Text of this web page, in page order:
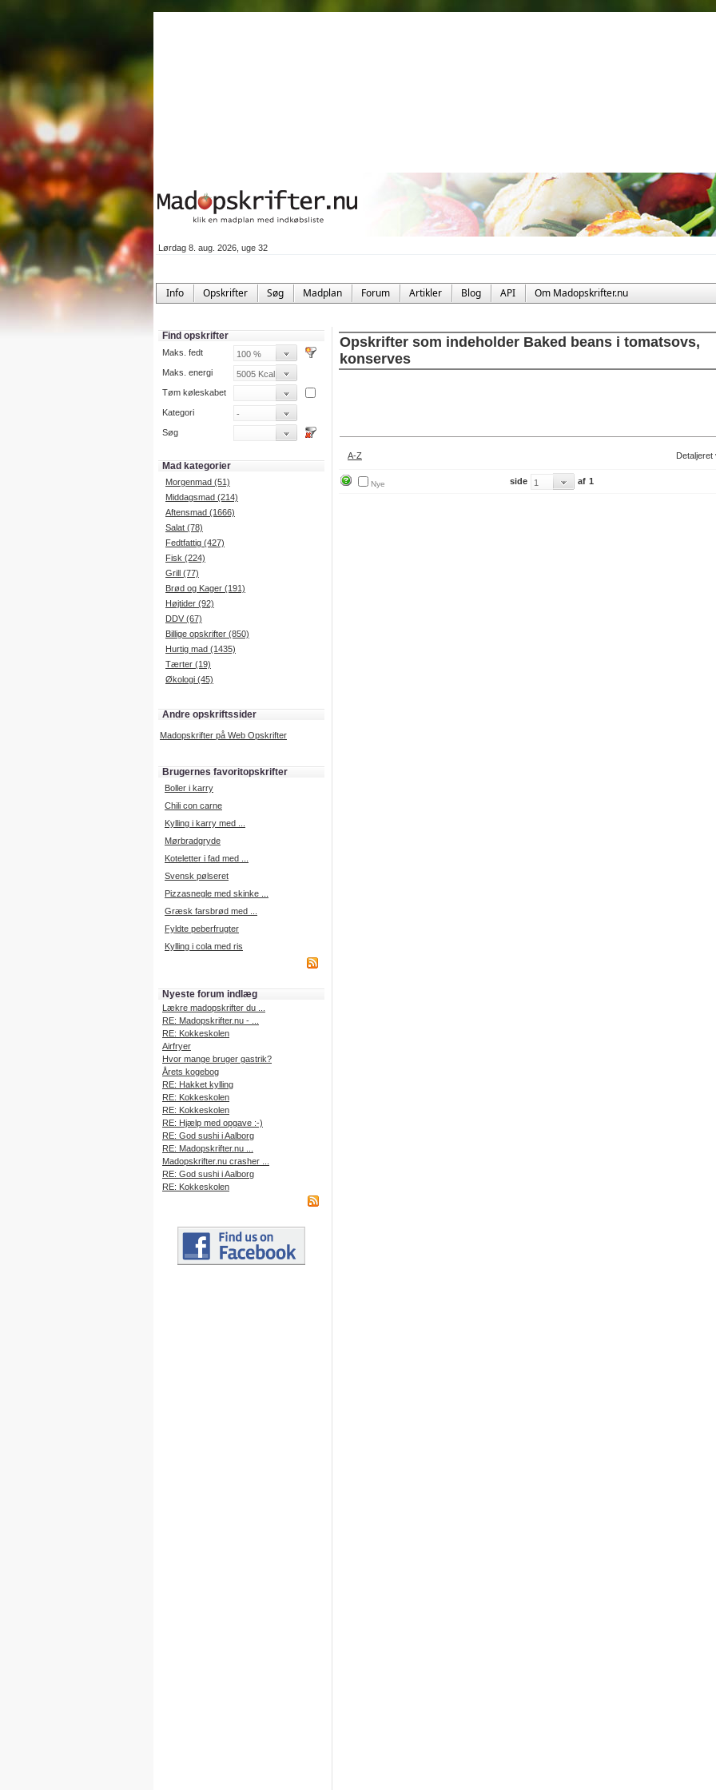
Lørdag 8. aug. 2026, uge 32
Info Opskrifter Søg Madplan Forum Artikler Blog API Om Madopskrifter.nu
Find opskrifter
Maks. fedt
Maks. energi
Tøm køleskabet
Kategori
Søg
Mad kategorier
Morgenmad (51)
Middagsmad (214)
Aftensmad (1666)
Salat (78)
Fedtfattig (427)
Fisk (224)
Grill (77)
Brød og Kager (191)
Højtider (92)
DDV (67)
Billige opskrifter (850)
Hurtig mad (1435)
Tærter (19)
Økologi (45)
Andre opskriftssider
Madopskrifter på Web Opskrifter
Brugernes favoritopskrifter
Boller i karry
Chili con carne
Kylling i karry med ...
Mørbradgryde
Koteletter i fad med ...
Svensk pølseret
Pizzasnegle med skinke ...
Græsk farsbrød med ...
Fyldte peberfrugter
Kylling i cola med ris
Nyeste forum indlæg
Lækre madopskrifter du ...
RE: Madopskrifter.nu - ...
RE: Kokkeskolen
Airfryer
Hvor mange bruger gastrik?
Årets kogebog
RE: Hakket kylling
RE: Kokkeskolen
RE: Kokkeskolen
RE: Hjælp med opgave :-)
RE: God sushi i Aalborg
RE: Madopskrifter.nu ...
Madopskrifter.nu crasher ...
RE: God sushi i Aalborg
RE: Kokkeskolen
Opskrifter som indeholder Baked beans i tomatsovs,
konserves
A-Z Detaljeret
Nye side af 1